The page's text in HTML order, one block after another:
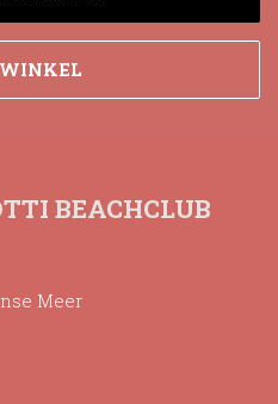
BEACHCLUB
Meer